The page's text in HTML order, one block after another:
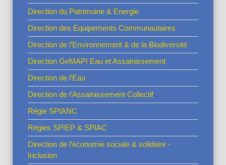
Direction du Patrimoine & Energie
Direction des Equipements Communautaires
Direction de l’Environnement & de la Biodiversité
Direction GeMAPI Eau et Assainissement
Direction de l’Eau
Direction de l’Assainissement Collectif
Régie SPIANC
Régies SPIEP & SPIAC
Direction de l’économie sociale & solidaire -
Inclusion